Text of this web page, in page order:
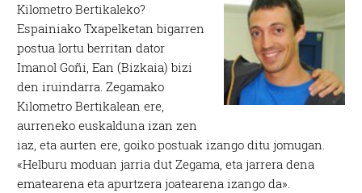
Kilometro Bertikaleko?
Espainiako Txapelketan bigarren
postua lortu berritan dator
Imanol Goñi, Ean (Bizkaia) bizi
den iruindarra. Zegamako
Kilometro Bertikalean ere,
aurreneko euskalduna izan zen
iaz, eta aurten ere, goiko postuak izango ditu jomugan.
«Helburu moduan jarria dut Zegama, eta jarrera dena
ematearena eta apurtzera joatearena izango da».